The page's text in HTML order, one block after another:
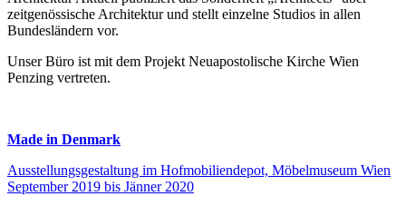
zeitgenössische Architektur und stellt einzelne Studios in allen
Bundesländern vor.
Unser Büro ist mit dem Projekt Neuapostolische Kirche Wien
Penzing vertreten.
Made in Denmark
Ausstellungsgestaltung im Hofmobiliendepot, Möbelmuseum Wien
September 2019 bis Jänner 2020